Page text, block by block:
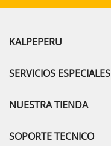
KALPEPERU
SERVICIOS ESPECIALES
NUESTRA TIENDA
SOPORTE TECNICO